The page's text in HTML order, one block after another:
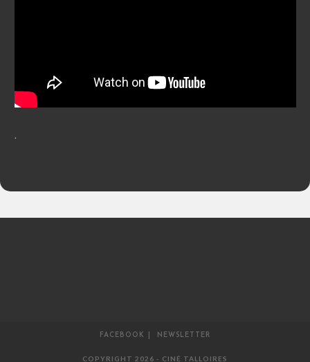
.
FACEBOOK NEWSLETTER
COPYRIGHT 2026 - CINÉ TALLOIRES